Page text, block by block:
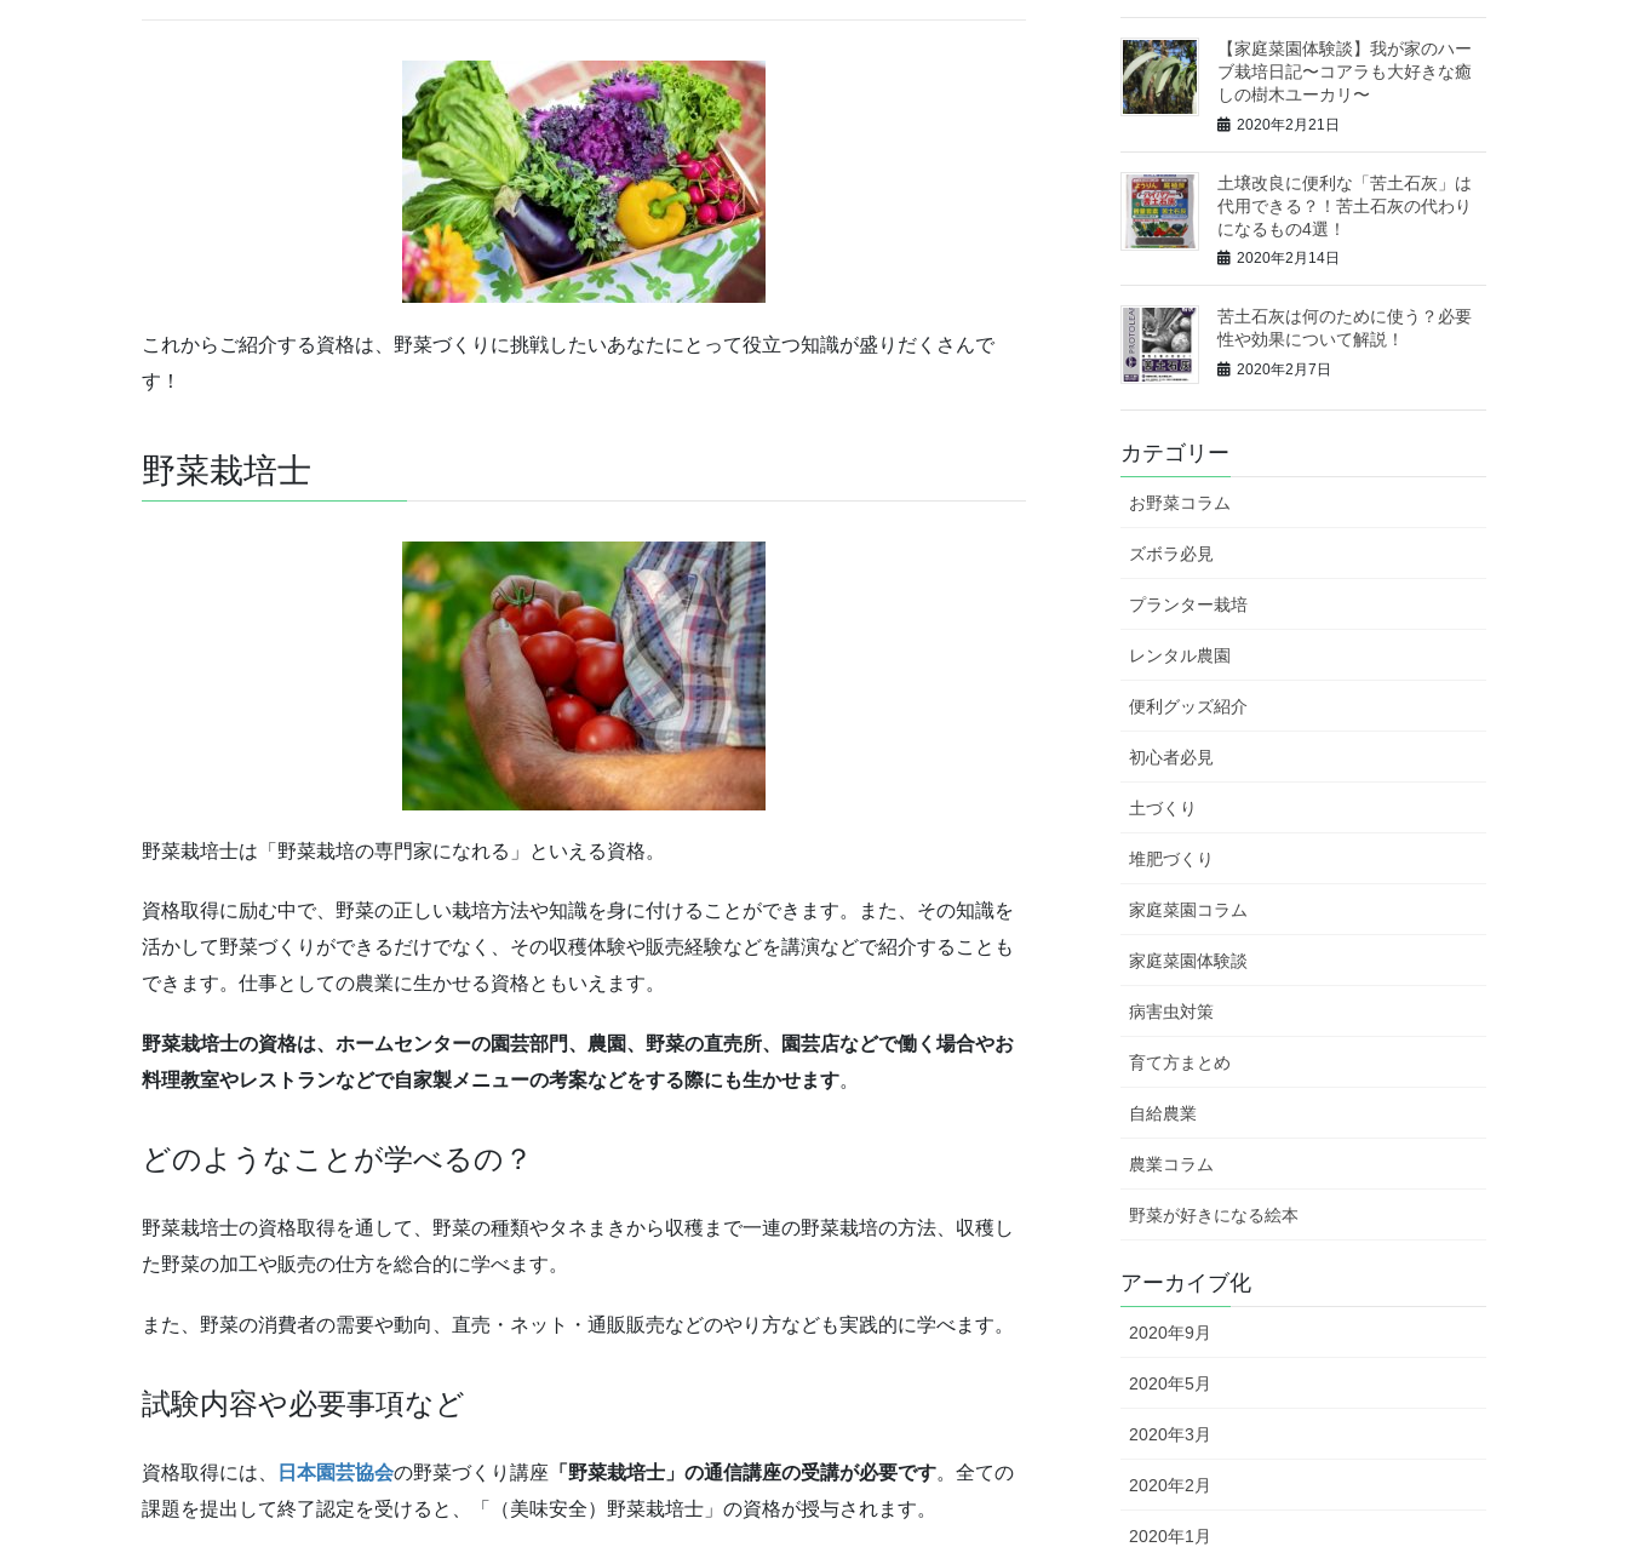
これからご紹介する資格は、野菜づくりに挑戦したいあなたにとって役立つ知識が盛りだくさんで
す！
野菜栽培士
野菜栽培士は「野菜栽培の専門家になれる」といえる資格。
資格取得に励む中で、野菜の正しい栽培方法や知識を身に付けることができます。また、その知識を
活かして野菜づくりができるだけでなく、その収穫体験や販売経験などを講演などで紹介することも
できます。仕事としての農業に生かせる資格ともいえます。
野菜栽培士の資格は、ホームセンターの園芸部門、農園、野菜の直売所、園芸店などで働く場合やお
料理教室やレストランなどで自家製メニューの考案などをする際にも生かせます。
どのようなことが学べるの？
野菜栽培士の資格取得を通して、野菜の種類やタネまきから収穫まで一連の野菜栽培の方法、収穫し
た野菜の加工や販売の仕方を総合的に学べます。
また、野菜の消費者の需要や動向、直売・ネット・通販販売などのやり方なども実践的に学べます。
試験内容や必要事項など
資格取得には、 日本園芸協会の野菜づくり講座 「野菜栽培士」の通信講座の受講が必要です。全ての
課題を提出して終了認定を受けると、「（美味安全）野菜栽培士」の資格が授与されます。
【家庭菜園体験談】我が家のハー
ブ栽培日記〜コアラも大好きな癒
しの樹木ユーカリ〜
2020年2月21日
土壌改良に便利な「苦土石灰」は
代用できる？！苦土石灰の代わり
になるもの4選！
2020年2月14日
苦土石灰は何のために使う？必要
性や効果について解説！
2020年2月7日
カテゴリー
お野菜コラム
ズボラ必見
プランター栽培
レンタル農園
便利グッズ紹介
初心者必見
土づくり
堆肥づくり
家庭菜園コラム
家庭菜園体験談
病害虫対策
育て方まとめ
自給農業
農業コラム
野菜が好きになる絵本
アーカイブ化
2020年9月
2020年5月
2020年3月
2020年2月
2020年1月